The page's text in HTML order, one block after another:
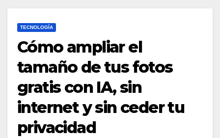
TECNOLOGÍA
Cómo ampliar el
tamaño de tus fotos
gratis con IA, sin
internet y sin ceder tu
privacidad